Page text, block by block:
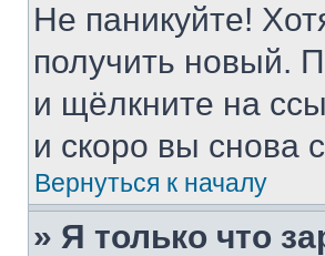
Не паникуйте!
получить новый.
и щёлкните на
и скоро вы снова
Вернуться к началу
» Я только что